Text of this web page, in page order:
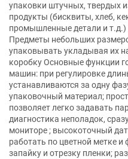
упаковки штучных, твердых
продукты (бисквиты, хлеб,
промышленные детали и т.д.)
Предметы небольших
упаковывать укладывая их
коробку Основные функции
машин: при регулировке
устанавливаются за одну
упаковочный материал;
позволяет легко задавать
диагностика неполадок,
мониторе ; высокоточный
работать по цветной метке
запайку и отрезку пленки;